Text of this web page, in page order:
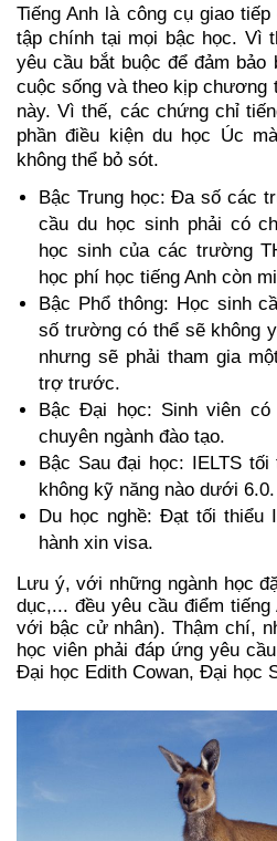
Tiếng Anh là công cụ giao
tập chính tại mọi bậc học. Vì
yêu cầu bắt buộc để đảm bảo
cuộc sống và theo kịp chương
này. Vì thế, các chứng chỉ
phần điều kiện du học Úc
không thể bỏ sót.
Bậc Trung học: Đa số các
cầu du học sinh phải có
học sinh của các trường
học phí học tiếng Anh còn
Bậc Phổ thông: Học sinh
số trường có thể sẽ không
nhưng sẽ phải tham gia
trợ trước.
Bậc Đại học: Sinh viên
chuyên ngành đào tạo.
Bậc Sau đại học: IELTS
không kỹ năng nào dưới 6.0.
Du học nghề: Đạt tối thiểu
hành xin visa.
Lưu ý, với những ngành học
dục,... đều yêu cầu điểm
với bậc cử nhân). Thậm chí,
học viên phải đáp ứng yêu
Đại học Edith Cowan, Đại học